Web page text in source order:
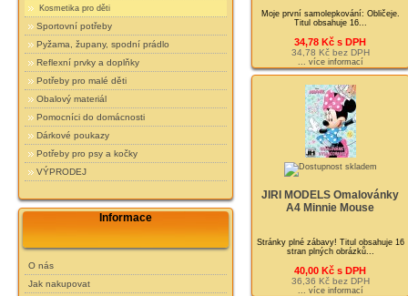
Kosmetika pro děti
Sportovní potřeby
Pyžama, župany, spodní prádlo
Reflexní prvky a doplňky
Potřeby pro malé děti
Obalový materiál
Pomocníci do domácnosti
Dárkové poukazy
Potřeby pro psy a kočky
VÝPRODEJ
Informace
O nás
Jak nakupovat
Moje první samolepkování: Obličeje.
Titul obsahuje 16...
34,78 Kč s DPH
34,78 Kč bez DPH
... více informací
JIRI MODELS Omalovánky
A4 Minnie Mouse
Stránky plné zábavy! Titul obsahuje 16
stran plných obrázků...
40,00 Kč s DPH
36,36 Kč bez DPH
... více informací